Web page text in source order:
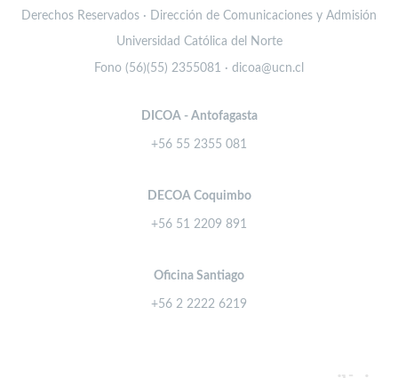
Derechos Reservados · Dirección de Comunicaciones y Admisión
Universidad Católica del Norte
Fono (56)(55) 2355081 · dicoa@ucn.cl
DICOA - Antofagasta
+56 55 2355 081
DECOA Coquimbo
+56 51 2209 891
Oficina Santiago
+56 2 2222 6219